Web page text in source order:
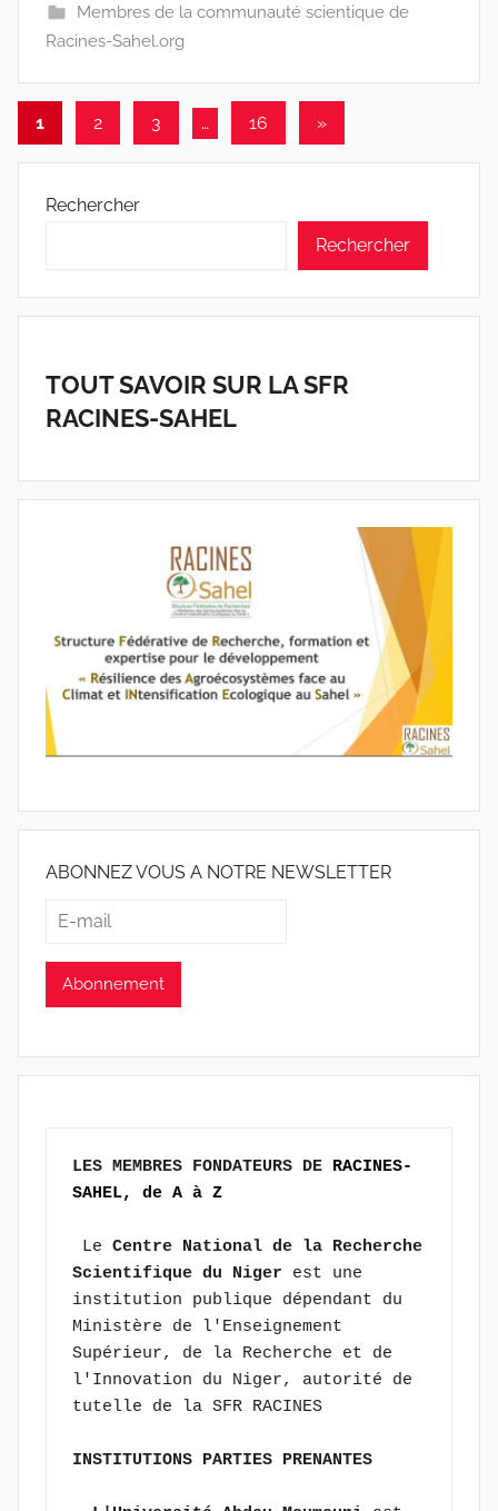
-
Membres de la communauté scientique de
Racines-Sahel.org
Pagination
des
publications
1 2 3 … 16
Articles
»
Rechercher
Rechercher
TOUT SAVOIR SUR LA SFR
RACINES-SAHEL
ABONNEZ VOUS A NOTRE NEWSLETTER
LES MEMBRES FONDATEURS DE RACINES-
SAHEL, de A à Z
Le Centre National de la Recherche
Scientifique du Niger est une
institution publique dépendant du
Ministère de l'Enseignement
Supérieur, de la Recherche et de
l'Innovation du Niger, autorité de
tutelle de la SFR RACINES
INSTITUTIONS PARTIES PRENANTES